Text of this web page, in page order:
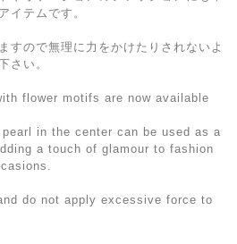
イテムです。
すので無理に力をかけたりされないよ
さい。
flower motifs are now available
in the center can be used as a
a touch of glamour to fashion
do not apply excessive force to